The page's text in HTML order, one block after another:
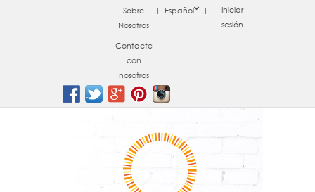
Iniciar
sesión
Español
Sobre
Nosotros
Contacte
con
nosotros